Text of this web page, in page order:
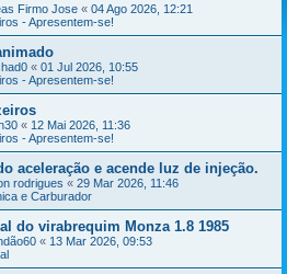
Firmo Jose « 04 Ago 2026, 12:21
- Apresentem-se!
« 01 Jul 2026, 10:55
- Apresentem-se!
« 12 Mai 2026, 11:36
- Apresentem-se!
aceleração e acende luz de injeção.
rodrigues « 29 Mar 2026, 11:46
e Carburador
do virabrequim Monza 1.8 1985
« 13 Mar 2026, 09:53